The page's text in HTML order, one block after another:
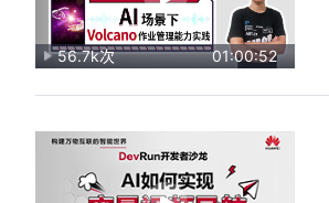
56.7k次 01:00:52